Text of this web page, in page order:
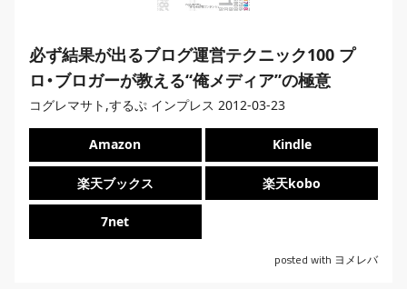
必ず結果が出るブログ運営テクニック100 プ
ロ・ブロガーが教える“俺メディア”の極意
posted with ヨメレバ
コグレマサト,するぷ インプレス 2012-03-23
Amazon Kindle
楽天ブックス 楽天kobo
7net